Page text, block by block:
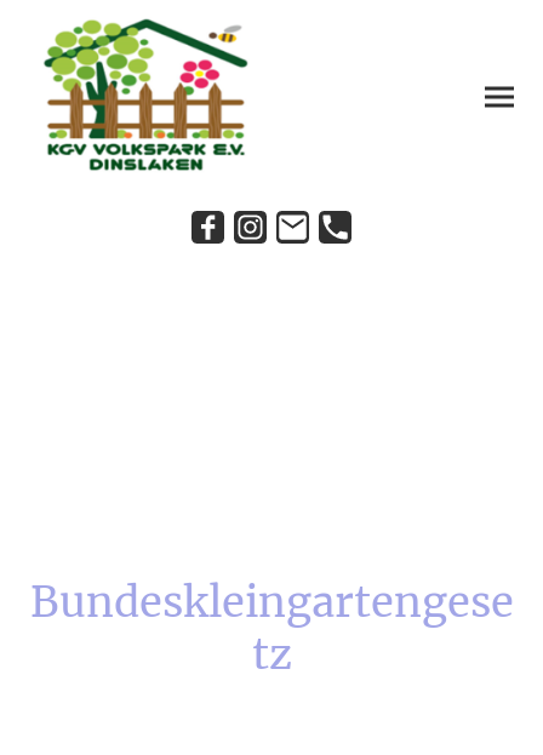
Bundeskleingartengese
tz